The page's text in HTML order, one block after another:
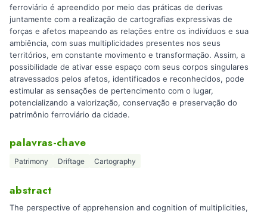
ferroviário é apreendido por meio das práticas de derivas
juntamente com a realização de cartografias expressivas de
forças e afetos mapeando as relações entre os indivíduos e sua
ambiência, com suas multiplicidades presentes nos seus
territórios, em constante movimento e transformação. Assim, a
possibilidade de ativar esse espaço com seus corpos singulares
atravessados pelos afetos, identificados e reconhecidos, pode
estimular as sensações de pertencimento com o lugar,
potencializando a valorização, conservação e preservação do
patrimônio ferroviário da cidade.
palavras-chave
Patrimony Driftage Cartography
abstract
The perspective of apprehension and cognition of multiplicities,